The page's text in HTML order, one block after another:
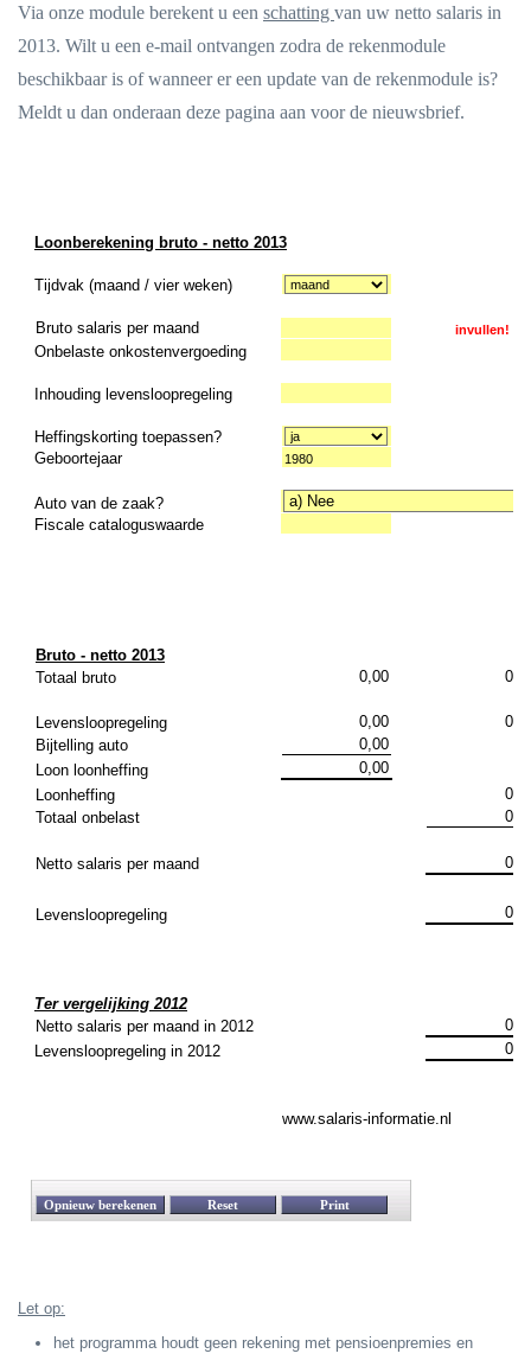
Via onze module berekent u een schatting van uw netto salaris in
2013. Wilt u een e-mail ontvangen zodra de rekenmodule
beschikbaar is of wanneer er een update van de rekenmodule is?
Meldt u dan onderaan deze pagina aan voor de nieuwsbrief.
Let op:
het programma houdt geen rekening met pensioenpremies en